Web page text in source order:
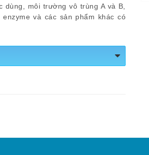
dùng, môi trường vô trùng A và B,
và các sản phẩm khác có